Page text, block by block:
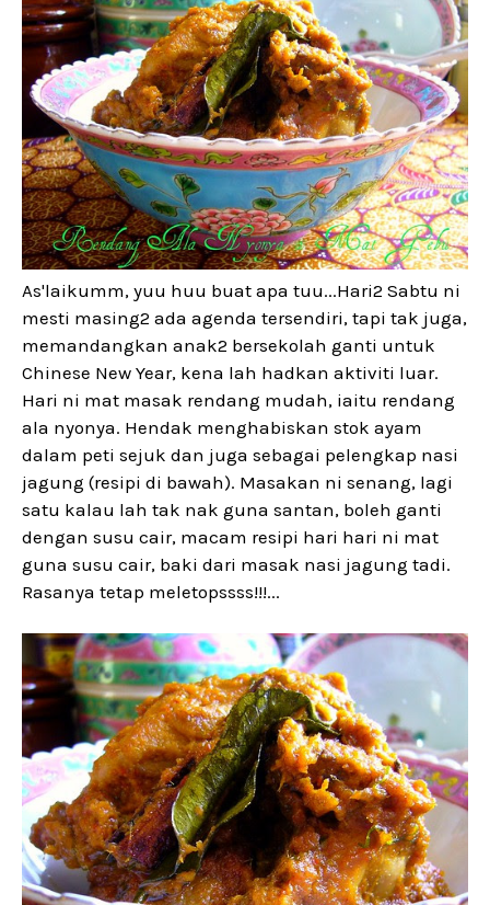
As'laikumm, yuu huu buat apa tuu...Hari2 Sabtu ni
mesti masing2 ada agenda tersendiri, tapi tak juga,
memandangkan anak2 bersekolah ganti untuk
Chinese New Year, kena lah hadkan aktiviti luar.
Hari ni mat masak rendang mudah, iaitu rendang
ala nyonya. Hendak menghabiskan stok ayam
dalam peti sejuk dan juga sebagai pelengkap nasi
jagung (resipi di bawah). Masakan ni senang, lagi
satu kalau lah tak nak guna santan, boleh ganti
dengan susu cair, macam resipi hari hari ni mat
guna susu cair, baki dari masak nasi jagung tadi.
Rasanya tetap meletopssss!!!...